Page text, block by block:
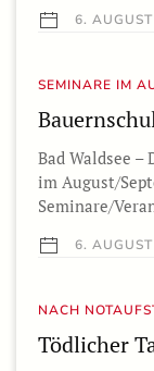
6.
SEMINARE IM
Bad Waldsee –
im August/
Seminare/
6.
NACH
Tödlicher